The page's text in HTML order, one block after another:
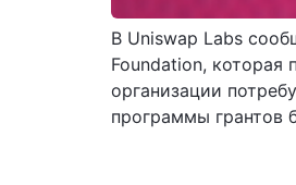
В Uniswap Labs
Foundation, которая
организации
программы грантов